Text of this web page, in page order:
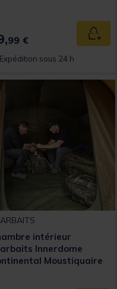
panier
99 €
Expédition sous 24 h
intérieur
Innerdome
Moustiquaire